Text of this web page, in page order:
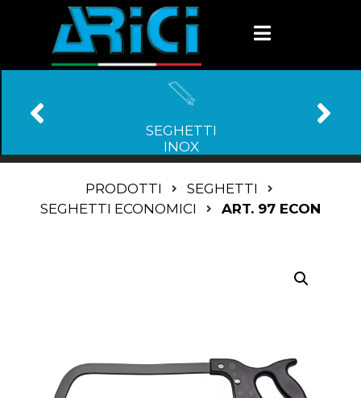
SEGHETTI
INOX
PRODOTTI
SEGHETTI
SEGHETTI ECONOMICI
ART. 97 ECON